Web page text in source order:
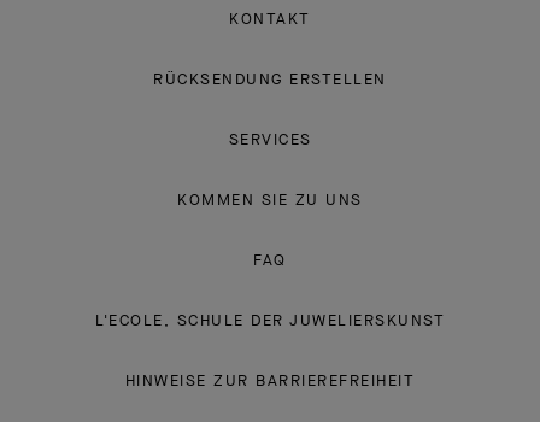
KONTAKT
RÜCKSENDUNG ERSTELLEN
SERVICES
KOMMEN SIE ZU UNS
FAQ
L'ECOLE, SCHULE DER JUWELIERSKUNST
HINWEISE ZUR BARRIEREFREIHEIT